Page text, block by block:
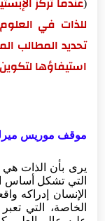
(عندما تركز
للذات في العلوم
تحديد المطالب
استيفاؤها
موقف موريس
يرى بأن الذات
التي تشكل أساس
الإنسان إدراكه
الخاصة، التي